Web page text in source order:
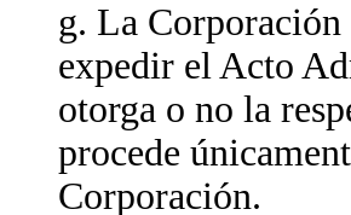
g. La Corporación
expedir el Acto
otorga o no la
procede
Corporación.